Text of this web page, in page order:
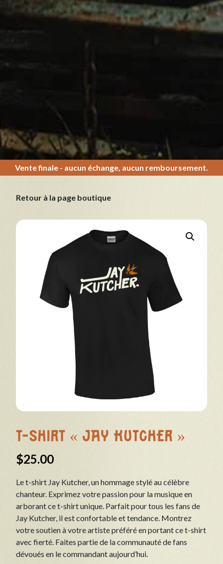
Vente finale - aucun échange, aucun remboursement.
Retour à la page boutique
T-Shirt « Jay Kutcher »
$25.00
Le t-shirt Jay Kutcher, un hommage stylé au célèbre
chanteur. Exprimez votre passion pour la musique en
arborant ce t-shirt unique. Parfait pour tous les fans de
Jay Kutcher, il est confortable et tendance. Montrez
votre soutien à votre artiste préféré en portant ce t-shirt
avec fierté. Faites partie de la communauté de fans
dévoués en le commandant aujourd’hui.